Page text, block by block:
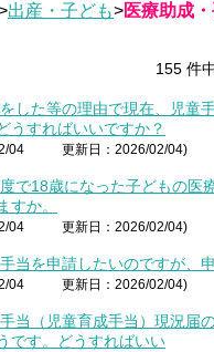
出産・子ども>医療助成
155 件
した等の理由で現在、児童
うすればいいですか？
04 更新日：2026/02/04)
で18歳になった子どもの医
すか。
04 更新日：2026/02/04)
当を申請したいのですが、
04 更新日：2026/02/04)
当（児童育成手当）現況届
です。どうすればいい